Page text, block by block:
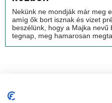
Nekünk ne mondják már meg
amíg ők bort isznak és vizet
beszélünk, hogy a Majka
tegnap, meg hamarosan